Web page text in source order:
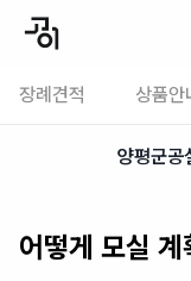
장례견적 상품안
2026-08-08
양평군공
어떻게 모실